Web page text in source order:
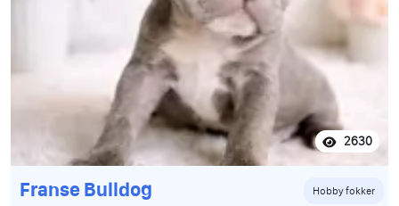
2630
Franse Bulldog Hobby fokker